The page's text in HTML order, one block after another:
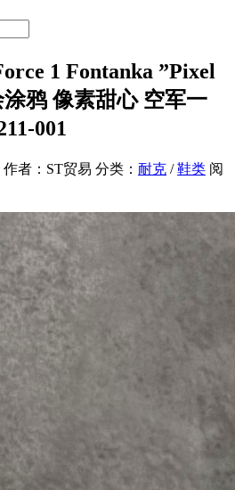
1 Fontanka ”Pixel
涂鸦 像素甜心 空军一
001
作者：ST贸易 分类： 耐克 /鞋类 阅